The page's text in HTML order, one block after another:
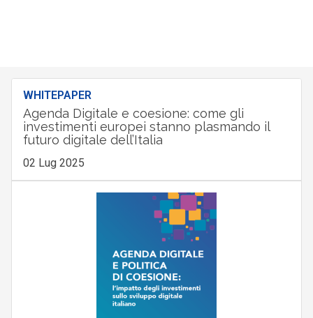
WHITEPAPER
Agenda Digitale e coesione: come gli
investimenti europei stanno plasmando il
futuro digitale dell’Italia
02 Lug 2025